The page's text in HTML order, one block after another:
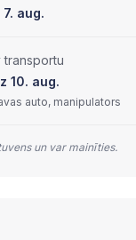
aug.
transportu
10. aug.
auto, manipulators
un var mainīties.